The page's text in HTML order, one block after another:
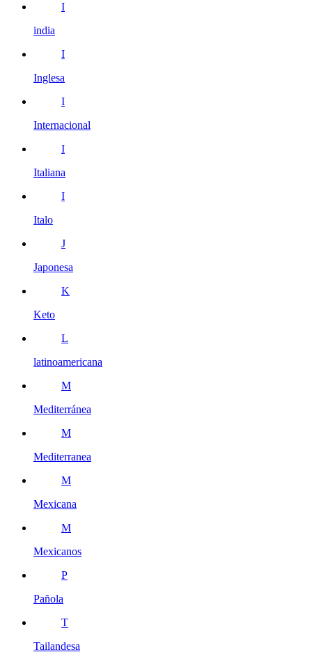
I
india
I
Inglesa
I
Internacional
I
Italiana
I
Italo
J
Japonesa
K
Keto
L
latinoamericana
M
Mediterránea
M
Mediterranea
M
Mexicana
M
Mexicanos
P
Pañola
T
Tailandesa